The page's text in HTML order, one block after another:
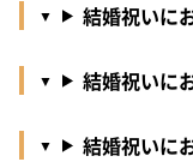
結婚祝いに
結婚祝いに
結婚祝いに